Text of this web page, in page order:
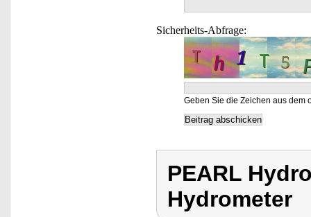
Sicherheits-Abfrage:
Geben Sie die Zeichen aus dem
PEARL
Hydrometer